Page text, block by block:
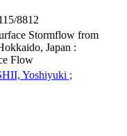
8812
Stormflow from
Japan :
Flow
Yoshiyuki ;